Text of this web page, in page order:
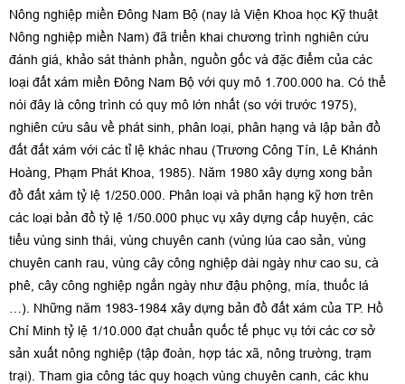
Nông nghiệp miền Đông Nam Bộ (nay là Viện Khoa học Kỹ thuật
Nông nghiệp miền Nam) đã triển khai chương trình nghiên cứu
đánh giá, khảo sát thành phần, nguồn gốc và đặc điểm của các
loại đất xám miền Đông Nam Bộ với quy mô 1.700.000 ha. Có thể
nói đây là công trình có quy mô lớn nhất (so với trước 1975),
nghiên cứu sâu về phát sinh, phân loại, phân hạng và lập bản đồ
đất đất xám với các tỉ lệ khác nhau (Trương Công Tín, Lê Khánh
Hoàng, Phạm Phát Khoa, 1985). Năm 1980 xây dựng xong bản
đồ đất xám tỷ lệ 1/250.000. Phân loại và phân hạng kỹ hơn trên
các loại bản đồ tỷ lệ 1/50.000 phục vụ xây dựng cấp huyện, các
tiểu vùng sinh thái, vùng chuyên canh (vùng lúa cao sản, vùng
chuyên canh rau, vùng cây công nghiệp dài ngày như cao su, cà
phê, cây công nghiệp ngắn ngày như đậu phộng, mía, thuốc lá
…). Những năm 1983-1984 xây dựng bản đồ đất xám của TP. Hồ
Chí Minh tỷ lệ 1/10.000 đạt chuẩn quốc tế phục vụ tới các cơ sở
sản xuất nông nghiệp (tập đoàn, hợp tác xã, nông trường, trạm
trại). Tham gia công tác quy hoạch vùng chuyên canh, các khu